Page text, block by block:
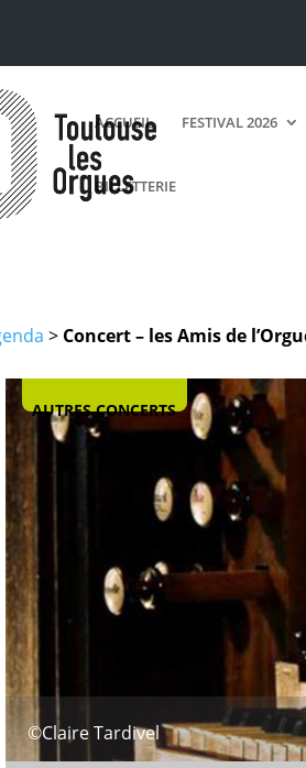
ACCUEIL FESTIVAL 2026
BILLETTERIE
> Concert – les Amis de
AUTRES CONCERTS
©Claire Tardivel